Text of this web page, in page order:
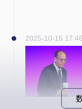
2025-10-15